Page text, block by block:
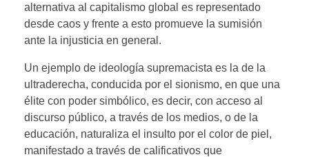
alternativa al capitalismo global es representado
desde caos y frente a esto promueve la sumisión
ante la injusticia en general.
Un ejemplo de ideología supremacista es la de la
ultraderecha, conducida por el sionismo, en que una
élite con poder simbólico, es decir, con acceso al
discurso público, a través de los medios, o de la
educación, naturaliza el insulto por el color de piel,
manifestado a través de calificativos que